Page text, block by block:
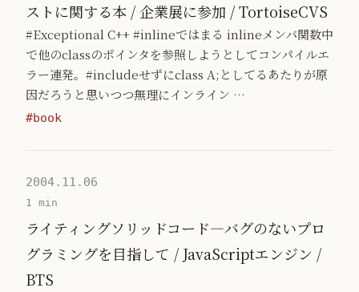
ストに関する本 / 企業展に参加 / TortoiseCVS
#Exceptional C++ #inlineではまる inlineメンバ関数中
で他のclassのポインタを参照しようとしてコンパイルエ
ラー連発。#includeせずにclass A;としてるあたりが原
因だろうと思いつつ無理にインライン …
#book
2004.11.06
1 min
ライティングソリッドコード―バグのないプロ
グラミングを目指して / JavaScriptエンジン /
BTS